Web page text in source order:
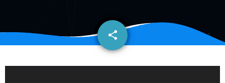
share
email